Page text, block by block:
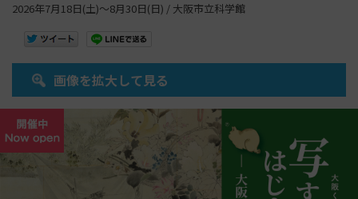
2026年7月18日(土)～8月30日(日) / 大阪市立科学館
画像を拡大して見る